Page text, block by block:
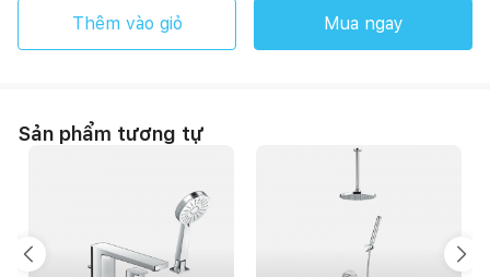
Thêm vào giỏ Mua ngay
Sản phẩm tương tự